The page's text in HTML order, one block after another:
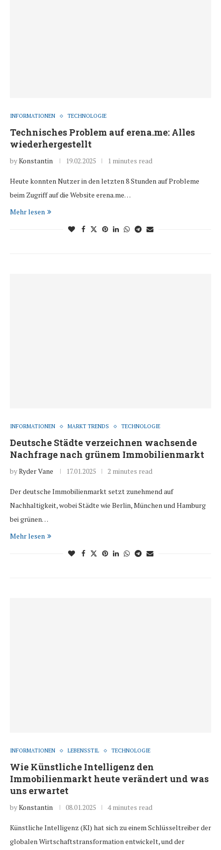
INFORMATIONEN TECHNOLOGIE
Technisches Problem auf erena.me: Alles
wiederhergestellt
byKonstantin 19.02.2025 1 minutes read
Heute konnten Nutzer in den letzten 8 Stunden auf Probleme
beim Zugriff auf die Website erena.me…
Mehr lesen
INFORMATIONEN MARKT TRENDS TECHNOLOGIE
Deutsche Städte verzeichnen wachsende
Nachfrage nach grünem Immobilienmarkt
byRyder Vane 17.01.2025 2 minutes read
Der deutsche Immobilienmarkt setzt zunehmend auf
Nachhaltigkeit, wobei Städte wie Berlin, München und Hamburg
bei grünen…
Mehr lesen
INFORMATIONEN LEBENSSTIL TECHNOLOGIE
Wie Künstliche Intelligenz den
Immobilienmarkt heute verändert und was
uns erwartet
byKonstantin 08.01.2025 4 minutes read
Künstliche Intelligenz (KI) hat sich zu einem Schlüsseltreiber der
globalen Wirtschaftstransformation entwickelt, und der